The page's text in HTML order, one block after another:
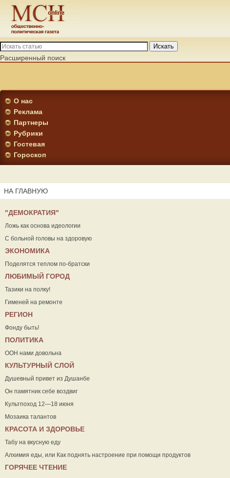
Искать
Расширенный поиск
О нас
Реклама
Партнеры
Рубрики
Гостевая
Гороскоп
НА ГЛАВНУЮ
"ДЕМОКРАТИЯ"
Ложь как основа идеологии
С больной головы на здоровую
ЭКОНОМИКА
Поделятся теплом по-братски
ЛЮБИМЫЙ ГОРОД
Тазики на полку!
Гименей на ремонте
РЕГИОН
Фонду быть!
ПОЛИТИКА
ООН нами довольна
КУЛЬТУРНЫЙ СЛОЙ
Душевный привет из Душанбе
Он памятник себе воздвиг
Культпоход 12—18 июня
Мозаика талантов
КРАСОТА И ЗДОРОВЬЕ
Табу на вкусную еду
Алхимия еды, или Как поднять настроение при помощи продуктов
ГОРЯЧЕЕ ЧТЕНИЕ